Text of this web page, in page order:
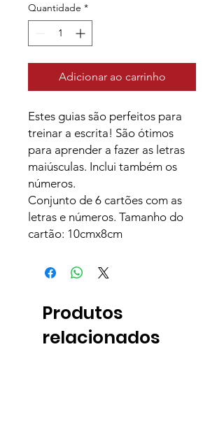
Quantidade *
Adicionar ao carrinho
Estes guias são perfeitos para
treinar a escrita! São ótimos
para aprender a fazer as letras
maiúsculas. Inclui também os
números.
Conjunto de 6 cartões com as
letras e números. Tamanho do
cartão: 10cmx8cm
Produtos
relacionados